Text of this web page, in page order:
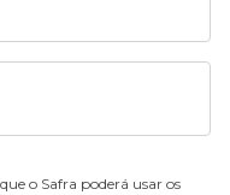
o Safra poderá usar os